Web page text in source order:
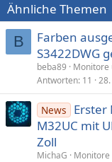
Ähnliche Themen
B
Farben
S3422DWG
beba89
Monitore
Antworten 11
News
Erster
M32UC mit
Zoll
MichaG
Monitore